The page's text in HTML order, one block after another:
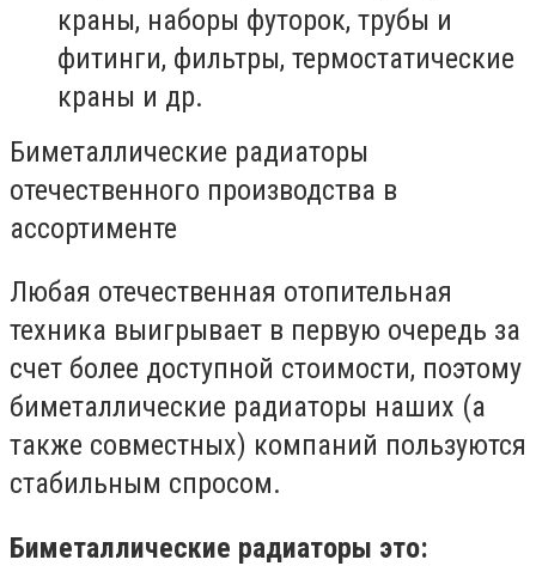
краны, наборы футорок, трубы и
фитинги, фильтры, термостатические
краны и др.
Биметаллические радиаторы
отечественного производства в
ассортименте
Любая отечественная отопительная
техника выигрывает в первую очередь за
счет более доступной стоимости, поэтому
биметаллические радиаторы наших (а
также совместных) компаний пользуются
стабильным спросом.
Биметаллические радиаторы это: